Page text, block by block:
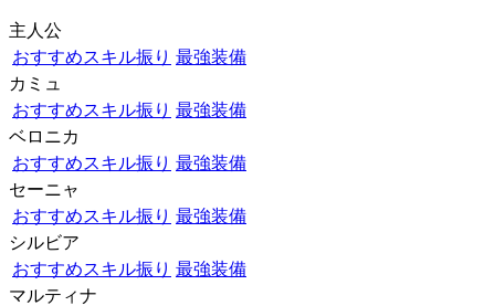
主人公
おすすめスキル振り 最強装備
カミュ
おすすめスキル振り 最強装備
ベロニカ
おすすめスキル振り 最強装備
セーニャ
おすすめスキル振り 最強装備
シルビア
おすすめスキル振り 最強装備
マルティナ